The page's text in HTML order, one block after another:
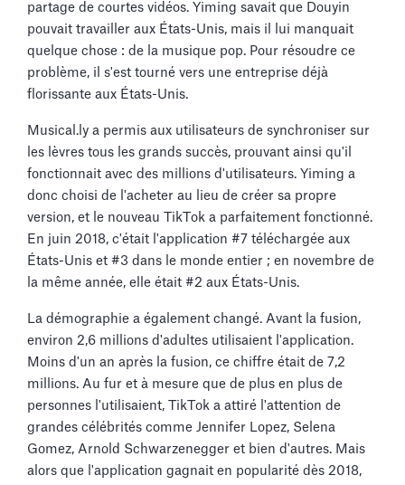
partage de courtes vidéos. Yiming savait que Douyin
pouvait travailler aux États-Unis, mais il lui manquait
quelque chose : de la musique pop. Pour résoudre ce
problème, il s'est tourné vers une entreprise déjà
florissante aux États-Unis.
Musical.ly a permis aux utilisateurs de synchroniser sur
les lèvres tous les grands succès, prouvant ainsi qu'il
fonctionnait avec des millions d'utilisateurs. Yiming a
donc choisi de l'acheter au lieu de créer sa propre
version, et le nouveau TikTok a parfaitement fonctionné.
En juin 2018, c'était l'application #7 téléchargée aux
États-Unis et #3 dans le monde entier ; en novembre de
la même année, elle était #2 aux États-Unis.
La démographie a également changé. Avant la fusion,
environ 2,6 millions d'adultes utilisaient l'application.
Moins d'un an après la fusion, ce chiffre était de 7,2
millions. Au fur et à mesure que de plus en plus de
personnes l'utilisaient, TikTok a attiré l'attention de
grandes célébrités comme Jennifer Lopez, Selena
Gomez, Arnold Schwarzenegger et bien d'autres. Mais
alors que l'application gagnait en popularité dès 2018,